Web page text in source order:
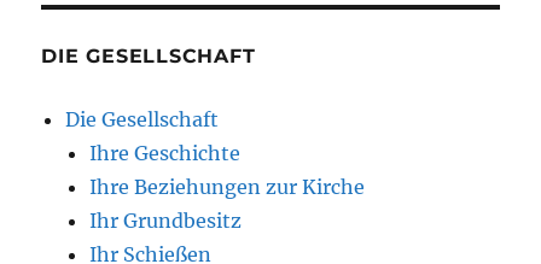
DIE GESELLSCHAFT
Die Gesellschaft
Ihre Geschichte
Ihre Beziehungen zur Kirche
Ihr Grundbesitz
Ihr Schießen